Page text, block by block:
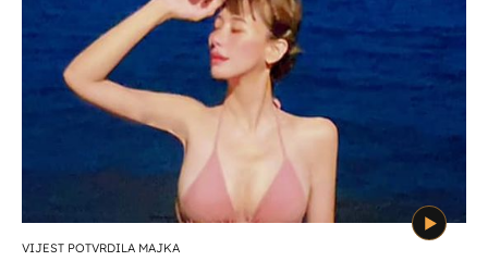
VIJEST POTVRDILA MAJKA